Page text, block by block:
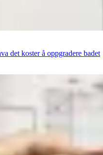
det koster å oppgradere badet